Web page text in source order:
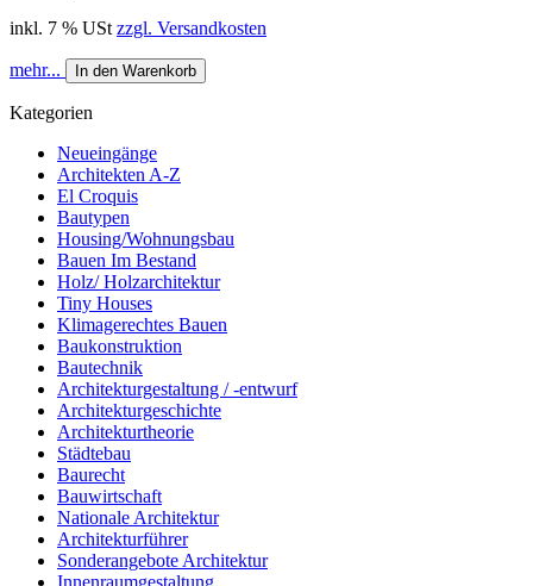
inkl. 7 % USt zzgl. Versandkosten
mehr... In den Warenkorb
Kategorien
Neueingänge
Architekten A-Z
El Croquis
Bautypen
Housing/Wohnungsbau
Bauen Im Bestand
Holz/ Holzarchitektur
Tiny Houses
Klimagerechtes Bauen
Baukonstruktion
Bautechnik
Architekturgestaltung / -entwurf
Architekturgeschichte
Architekturtheorie
Städtebau
Baurecht
Bauwirtschaft
Nationale Architektur
Architekturführer
Sonderangebote Architektur
Innenraumgestaltung